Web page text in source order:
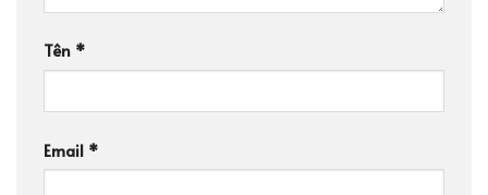
Tên *
Email *